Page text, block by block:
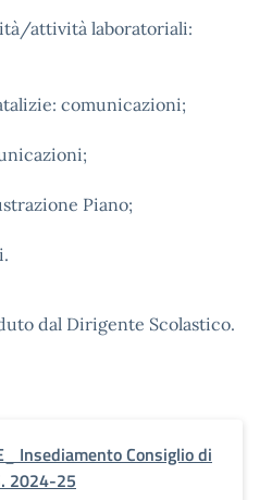
attività laboratoriali:
comunicazioni;
Piano;
dal Dirigente Scolastico.
Insediamento Consiglio di
2024-25